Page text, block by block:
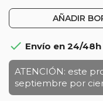
AÑADIR
 Envío en 24/
ATENCIÓN: este
septiembre por